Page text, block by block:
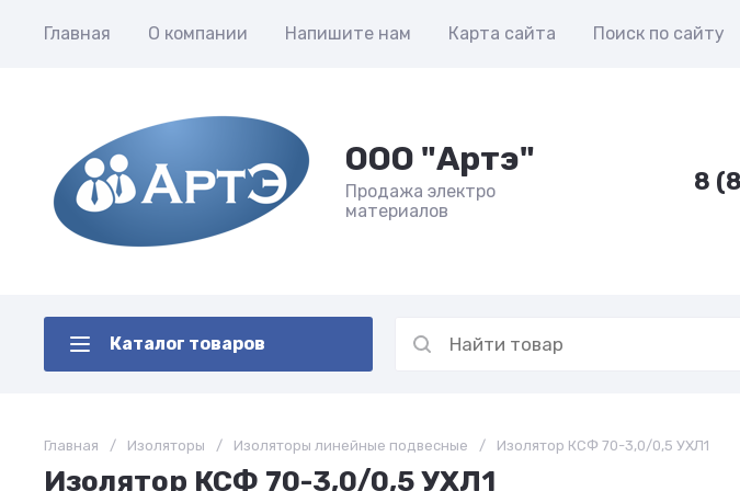
Главная О компании Напишите нам Карта сайта Поиск по сайту
ООО "Артэ"
Продажа электро
материалов
8
Каталог товаров
Главная / Изоляторы / Изоляторы линейные подвесные / Изолятор КСФ 70-3,0/0,5 УХЛ1
Изолятор КСФ 70-3,0/0,5 УХЛ1